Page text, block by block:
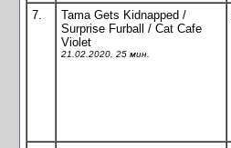
7.
Tama Gets Kidnapped /
Surprise Furball / Cat Cafe
Violet
21.02.2020, 25 мин.